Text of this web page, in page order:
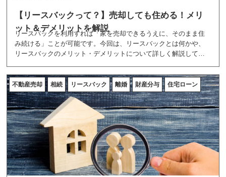
【リースバックって？】売却しても住める！メリ
ット＆デメリットを解説
リースバックを利用すれば「家を売却できるうえに、そのまま住
み続ける」ことが可能です。今回は、リースバックとは何かや、
リースバックのメリット・デメリットについて詳しく解説してい
不動産売却 相続 リースバック 離婚 財産分与 住宅ローン